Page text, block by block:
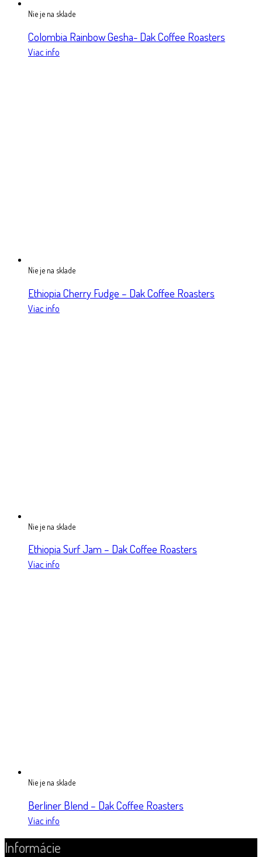
Nie je na sklade
Colombia Rainbow Gesha- Dak Coffee Roasters
Viac info
Nie je na sklade
Ethiopia Cherry Fudge – Dak Coffee Roasters
Viac info
Nie je na sklade
Ethiopia Surf Jam – Dak Coffee Roasters
Viac info
Nie je na sklade
Berliner Blend – Dak Coffee Roasters
Viac info
Informácie